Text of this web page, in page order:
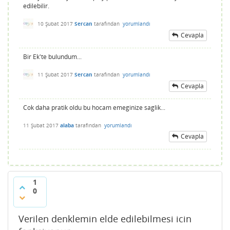
edilebilir.
10 Şubat 2017 Sercan tarafından yorumlandı
Cevapla
Bir Ek'te bulundum...
11 Şubat 2017 Sercan tarafından yorumlandı
Cevapla
Cok daha pratik oldu bu hocam emeginize saglik...
11 Şubat 2017 alaba tarafından yorumlandı
Cevapla
1
0
Verilen denklemin elde edilebilmesi icin